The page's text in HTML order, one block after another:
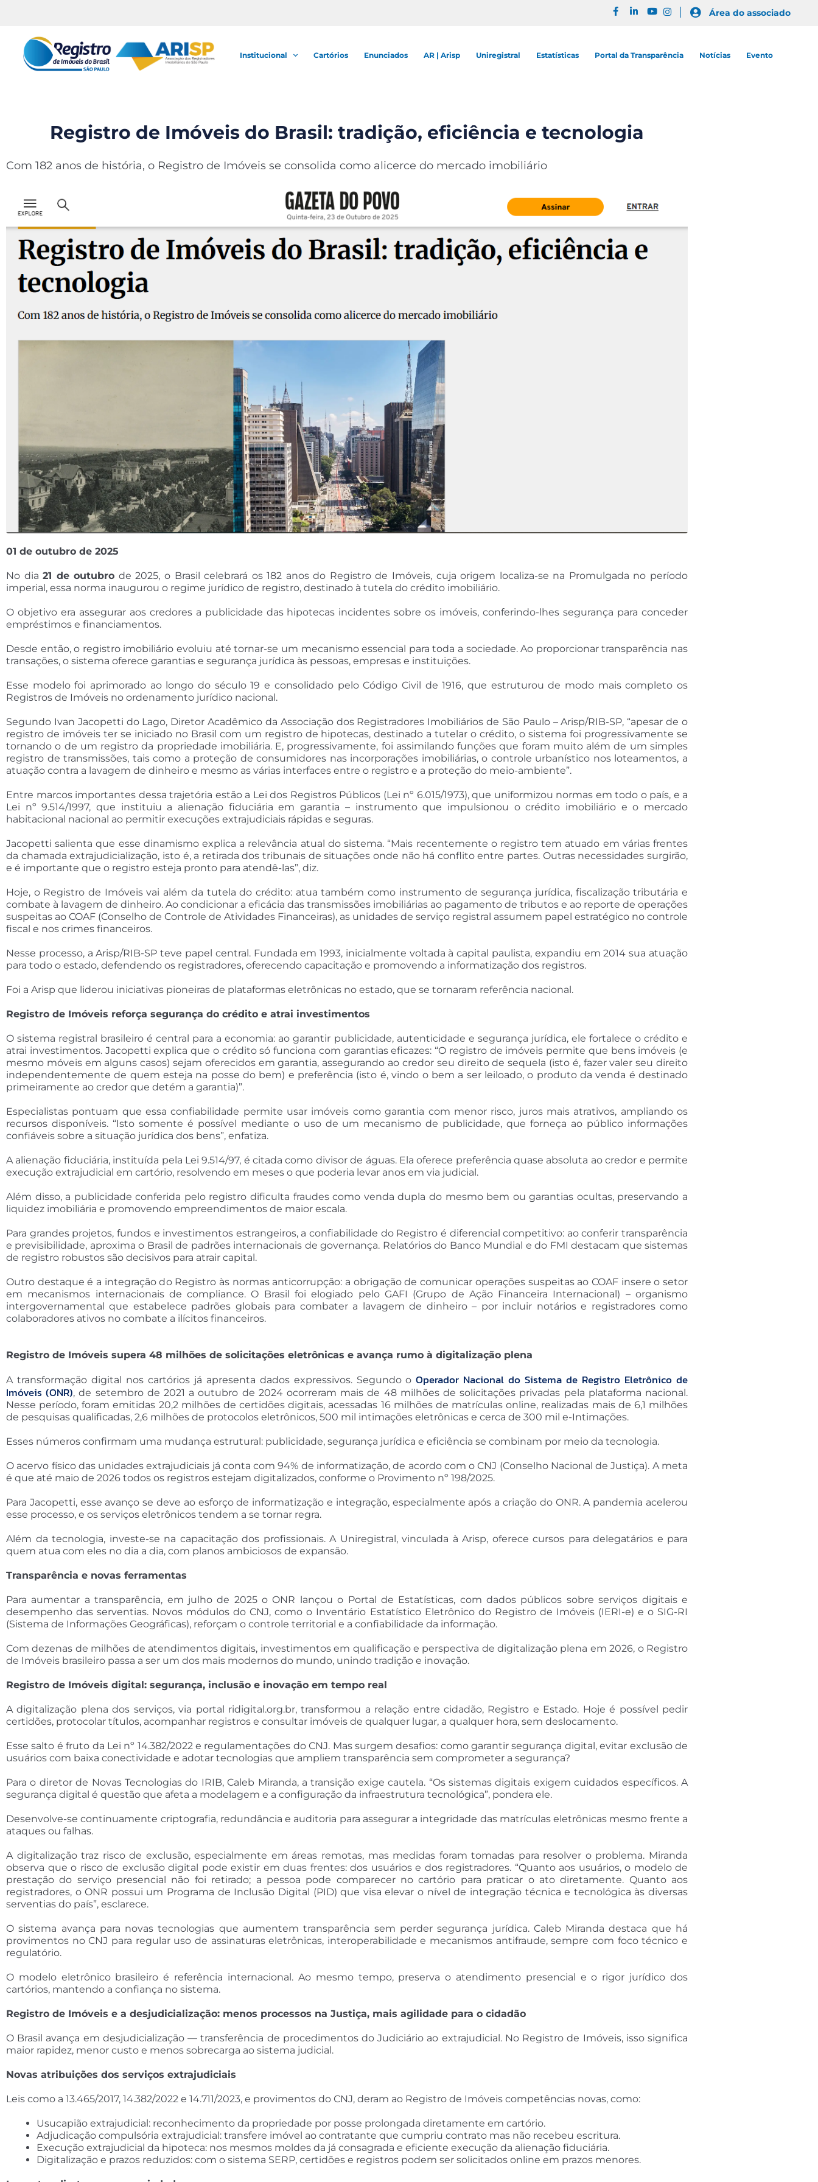
Área do associado
Institucional Cartórios Enunciados AR | Arisp Uniregistral Estatísticas Portal da Transparência Notícias Evento
Registro de Imóveis do Brasil: tradição, eficiência e tecnologia
Com 182 anos de história, o Registro de Imóveis se consolida como alicerce do mercado imobiliário
01 de outubro de 2025
No dia21 de outubro de 2025, o Brasil celebrará os 182 anos do Registro de Imóveis, cuja origem localiza-se na Promulgada no período
imperial, essa norma inaugurou o regime jurídico de registro, destinado à tutela do crédito imobiliário.
O objetivo era assegurar aos credores a publicidade das hipotecas incidentes sobre os imóveis, conferindo-lhes segurança para conceder
empréstimos e financiamentos.
Desde então, o registro imobiliário evoluiu até tornar-se um mecanismo essencial para toda a sociedade. Ao proporcionar transparência nas
transações, o sistema oferece garantias e segurança jurídica às pessoas, empresas e instituições.
Esse modelo foi aprimorado ao longo do século 19 e consolidado pelo Código Civil de 1916, que estruturou de modo mais completo os
Registros de Imóveis no ordenamento jurídico nacional.
Segundo Ivan Jacopetti do Lago, Diretor Acadêmico da Associação dos Registradores Imobiliários de São Paulo – Arisp/RIB-SP, “apesar de o
registro de imóveis ter se iniciado no Brasil com um registro de hipotecas, destinado a tutelar o crédito, o sistema foi progressivamente se
tornando o de um registro da propriedade imobiliária. E, progressivamente, foi assimilando funções que foram muito além de um simples
registro de transmissões, tais como a proteção de consumidores nas incorporações imobiliárias, o controle urbanístico nos loteamentos, a
atuação contra a lavagem de dinheiro e mesmo as várias interfaces entre o registro e a proteção do meio-ambiente”.
Entre marcos importantes dessa trajetória estão a Lei dos Registros Públicos (Lei nº 6.015/1973), que uniformizou normas em todo o país, e a
Lei nº 9.514/1997, que instituiu a alienação fiduciária em garantia – instrumento que impulsionou o crédito imobiliário e o mercado
habitacional nacional ao permitir execuções extrajudiciais rápidas e seguras.
Jacopetti salienta que esse dinamismo explica a relevância atual do sistema. “Mais recentemente o registro tem atuado em várias frentes
da chamada extrajudicialização, isto é, a retirada dos tribunais de situações onde não há conflito entre partes. Outras necessidades surgirão,
e é importante que o registro esteja pronto para atendê-las”, diz.
Hoje, o Registro de Imóveis vai além da tutela do crédito: atua também como instrumento de segurança jurídica, fiscalização tributária e
combate à lavagem de dinheiro. Ao condicionar a eficácia das transmissões imobiliárias ao pagamento de tributos e ao reporte de operações
suspeitas ao COAF (Conselho de Controle de Atividades Financeiras), as unidades de serviço registral assumem papel estratégico no controle
fiscal e nos crimes financeiros.
Nesse processo, a Arisp/RIB-SP teve papel central. Fundada em 1993, inicialmente voltada à capital paulista, expandiu em 2014 sua atuação
para todo o estado, defendendo os registradores, oferecendo capacitação e promovendo a informatização dos registros.
Foi a Arisp que liderou iniciativas pioneiras de plataformas eletrônicas no estado, que se tornaram referência nacional.
Registro de Imóveis reforça segurança do crédito e atrai investimentos
O sistema registral brasileiro é central para a economia: ao garantir publicidade, autenticidade e segurança jurídica, ele fortalece o crédito e
atrai investimentos. Jacopetti explica que o crédito só funciona com garantias eficazes: “O registro de imóveis permite que bens imóveis (e
mesmo móveis em alguns casos) sejam oferecidos em garantia, assegurando ao credor seu direito de sequela (isto é, fazer valer seu direito
independentemente de quem esteja na posse do bem) e preferência (isto é, vindo o bem a ser leiloado, o produto da venda é destinado
primeiramente ao credor que detém a garantia)”.
Especialistas pontuam que essa confiabilidade permite usar imóveis como garantia com menor risco, juros mais atrativos, ampliando os
recursos disponíveis. “Isto somente é possível mediante o uso de um mecanismo de publicidade, que forneça ao público informações
confiáveis sobre a situação jurídica dos bens”, enfatiza.
A alienação fiduciária, instituída pela Lei 9.514/97, é citada como divisor de águas. Ela oferece preferência quase absoluta ao credor e permite
execução extrajudicial em cartório, resolvendo em meses o que poderia levar anos em via judicial.
Além disso, a publicidade conferida pelo registro dificulta fraudes como venda dupla do mesmo bem ou garantias ocultas, preservando a
liquidez imobiliária e promovendo empreendimentos de maior escala.
Para grandes projetos, fundos e investimentos estrangeiros, a confiabilidade do Registro é diferencial competitivo: ao conferir transparência
e previsibilidade, aproxima o Brasil de padrões internacionais de governança. Relatórios do Banco Mundial e do FMI destacam que sistemas
de registro robustos são decisivos para atrair capital.
Outro destaque é a integração do Registro às normas anticorrupção: a obrigação de comunicar operações suspeitas ao COAF insere o setor
em mecanismos internacionais de compliance. O Brasil foi elogiado pelo GAFI (Grupo de Ação Financeira Internacional) – organismo
intergovernamental que estabelece padrões globais para combater a lavagem de dinheiro – por incluir notários e registradores como
colaboradores ativos no combate a ilícitos financeiros.
Registro de Imóveis supera 48 milhões de solicitações eletrônicas e avança rumo à digitalização plena
A transformação digital nos cartórios já apresenta dados expressivos. Segundo oOperador Nacional do Sistema de Registro Eletrônico de
Imóveis (ONR), de setembro de 2021 a outubro de 2024 ocorreram mais de 48 milhões de solicitações privadas pela plataforma nacional.
Nesse período, foram emitidas 20,2 milhões de certidões digitais, acessadas 16 milhões de matrículas online, realizadas mais de 6,1 milhões
de pesquisas qualificadas, 2,6 milhões de protocolos eletrônicos, 500 mil intimações eletrônicas e cerca de 300 mil e-Intimações.
Esses números confirmam uma mudança estrutural: publicidade, segurança jurídica e eficiência se combinam por meio da tecnologia.
O acervo físico das unidades extrajudiciais já conta com 94% de informatização, de acordo com o CNJ (Conselho Nacional de Justiça). A meta
é que até maio de 2026 todos os registros estejam digitalizados, conforme o Provimento nº 198/2025.
Para Jacopetti, esse avanço se deve ao esforço de informatização e integração, especialmente após a criação do ONR. A pandemia acelerou
esse processo, e os serviços eletrônicos tendem a se tornar regra.
Além da tecnologia, investe-se na capacitação dos profissionais. A Uniregistral, vinculada à Arisp, oferece cursos para delegatários e para
quem atua com eles no dia a dia, com planos ambiciosos de expansão.
Transparência e novas ferramentas
Para aumentar a transparência, em julho de 2025 o ONR lançou o Portal de Estatísticas, com dados públicos sobre serviços digitais e
desempenho das serventias. Novos módulos do CNJ, como o Inventário Estatístico Eletrônico do Registro de Imóveis (IERI-e) e o SIG-RI
(Sistema de Informações Geográficas), reforçam o controle territorial e a confiabilidade da informação.
Com dezenas de milhões de atendimentos digitais, investimentos em qualificação e perspectiva de digitalização plena em 2026, o Registro
de Imóveis brasileiro passa a ser um dos mais modernos do mundo, unindo tradição e inovação.
Registro de Imóveis digital: segurança, inclusão e inovação em tempo real
A digitalização plena dos serviços, via portal ridigital.org.br, transformou a relação entre cidadão, Registro e Estado. Hoje é possível pedir
certidões, protocolar títulos, acompanhar registros e consultar imóveis de qualquer lugar, a qualquer hora, sem deslocamento.
Esse salto é fruto da Lei nº 14.382/2022 e regulamentações do CNJ. Mas surgem desafios: como garantir segurança digital, evitar exclusão de
usuários com baixa conectividade e adotar tecnologias que ampliem transparência sem comprometer a segurança?
Para o diretor de Novas Tecnologias do IRIB, Caleb Miranda, a transição exige cautela. “Os sistemas digitais exigem cuidados específicos. A
segurança digital é questão que afeta a modelagem e a configuração da infraestrutura tecnológica”, pondera ele.
Desenvolve-se continuamente criptografia, redundância e auditoria para assegurar a integridade das matrículas eletrônicas mesmo frente a
ataques ou falhas.
A digitalização traz risco de exclusão, especialmente em áreas remotas, mas medidas foram tomadas para resolver o problema. Miranda
observa que o risco de exclusão digital pode existir em duas frentes: dos usuários e dos registradores. “Quanto aos usuários, o modelo de
prestação do serviço presencial não foi retirado; a pessoa pode comparecer no cartório para praticar o ato diretamente. Quanto aos
registradores, o ONR possui um Programa de Inclusão Digital (PID) que visa elevar o nível de integração técnica e tecnológica às diversas
serventias do país”, esclarece.
O sistema avança para novas tecnologias que aumentem transparência sem perder segurança jurídica. Caleb Miranda destaca que há
provimentos no CNJ para regular uso de assinaturas eletrônicas, interoperabilidade e mecanismos antifraude, sempre com foco técnico e
regulatório.
O modelo eletrônico brasileiro é referência internacional. Ao mesmo tempo, preserva o atendimento presencial e o rigor jurídico dos
cartórios, mantendo a confiança no sistema.
Registro de Imóveis e a desjudicialização: menos processos na Justiça, mais agilidade para o cidadão
O Brasil avança em desjudicialização — transferência de procedimentos do Judiciário ao extrajudicial. No Registro de Imóveis, isso significa
maior rapidez, menor custo e menos sobrecarga ao sistema judicial.
Novas atribuições dos serviços extrajudiciais
Leis como a 13.465/2017, 14.382/2022 e 14.711/2023, e provimentos do CNJ, deram ao Registro de Imóveis competências novas, como:
Usucapião extrajudicial: reconhecimento da propriedade por posse prolongada diretamente em cartório.
Adjudicação compulsória extrajudicial: transfere imóvel ao contratante que cumpriu contrato mas não recebeu escritura.
Execução extrajudicial da hipoteca: nos mesmos moldes da já consagrada e eficiente execução da alienação fiduciária.
Digitalização e prazos reduzidos: com o sistema SERP, certidões e registros podem ser solicitados online em prazos menores.